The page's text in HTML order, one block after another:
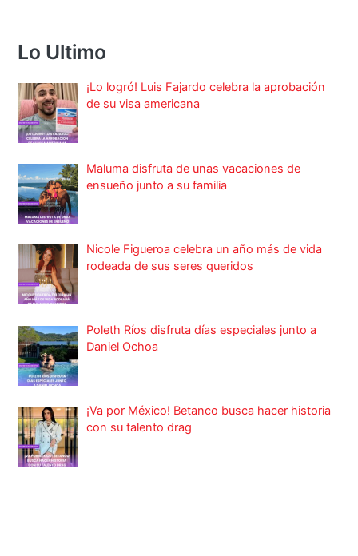
Lo Ultimo
¡Lo logró! Luis Fajardo celebra la aprobación
de su visa americana
Maluma disfruta de unas vacaciones de
ensueño junto a su familia
Nicole Figueroa celebra un año más de vida
rodeada de sus seres queridos
Poleth Ríos disfruta días especiales junto a
Daniel Ochoa
¡Va por México! Betanco busca hacer historia
con su talento drag